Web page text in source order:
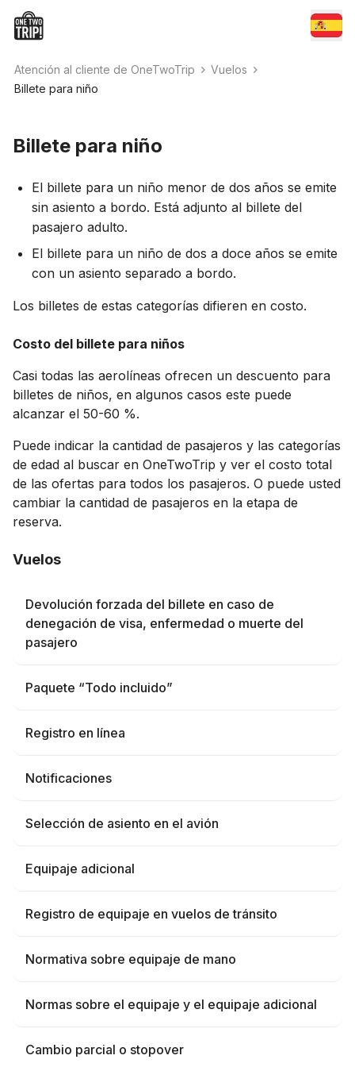
Atención al cliente de OneTwoTrip
Vuelos
Billete para niño
Billete para niño
El billete para un niño menor de dos años se emite
sin asiento a bordo. Está adjunto al billete del
pasajero adulto.
El billete para un niño de dos a doce años se emite
con un asiento separado a bordo.
Los billetes de estas categorías difieren en costo.
Costo del billete para niños
Casi todas las aerolíneas ofrecen un descuento para
billetes de niños, en algunos casos este puede
alcanzar el 50-60 %.
Puede indicar la cantidad de pasajeros y las categorías
de edad al buscar en OneTwoTrip y ver el costo total
de las ofertas para todos los pasajeros. O puede usted
cambiar la cantidad de pasajeros en la etapa de
reserva.
Vuelos
Devolución forzada del billete en caso de
denegación de visa, enfermedad o muerte del
pasajero
Paquete “Todo incluido”
Registro en línea
Notificaciones
Selección de asiento en el avión
Equipaje adicional
Registro de equipaje en vuelos de tránsito
Normativa sobre equipaje de mano
Normas sobre el equipaje y el equipaje adicional
Cambio parcial o stopover